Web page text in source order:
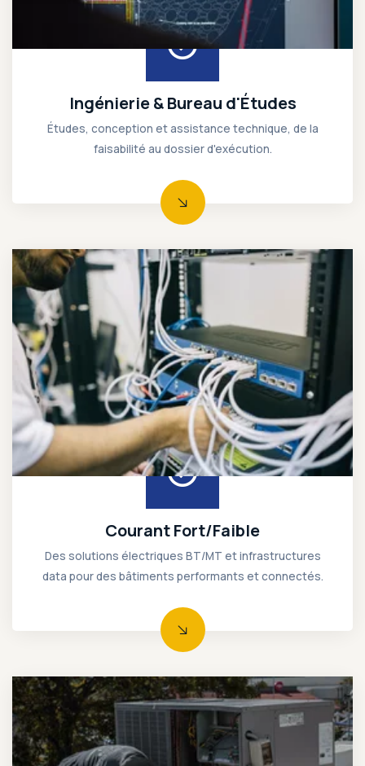
Ingénierie & Bureau d'Études
Études, conception et assistance technique, de la
faisabilité au dossier d'exécution.
Courant Fort/Faible
Des solutions électriques BT/MT et infrastructures
data pour des bâtiments performants et connectés.